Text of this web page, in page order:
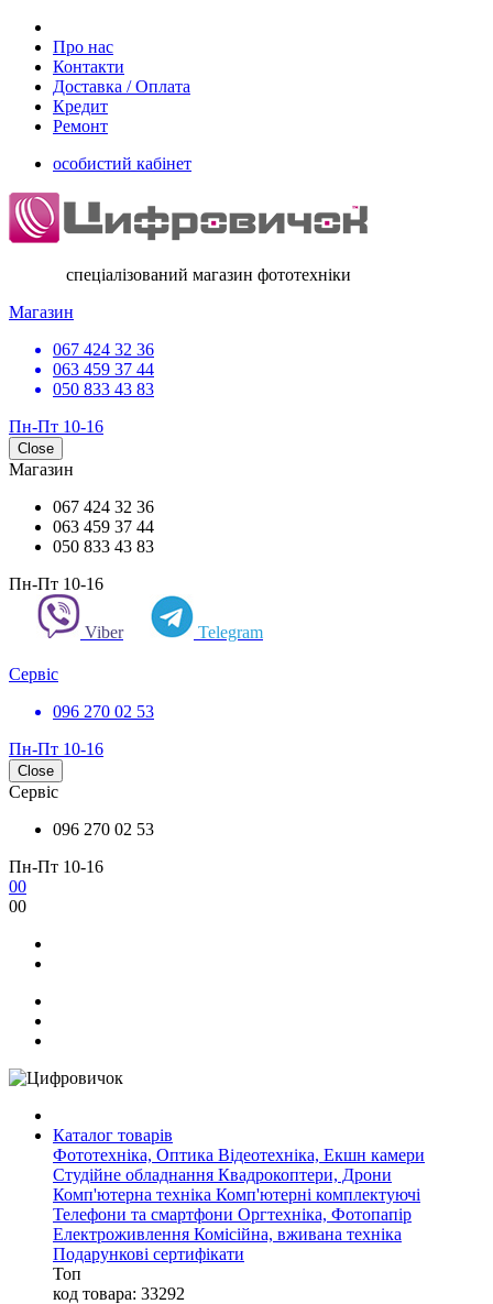
Про нас
Контакти
Доставка / Оплата
Кредит
Ремонт
особистий кабінет
спеціалізований магазин фототехніки
Магазин
067 424 32 36
063 459 37 44
050 833 43 83
Пн-Пт 10-16
Close
Магазин
067 424 32 36
063 459 37 44
050 833 43 83
Пн-Пт 10-16
Viber Telegram
Сервіс
096 270 02 53
Пн-Пт 10-16
Close
Сервіс
096 270 02 53
Пн-Пт 10-16
00
00
Каталог товарів
Фототехніка, Оптика Відеотехніка, Екшн камери
Студійне обладнання Квадрокоптери, Дрони
Комп'ютерна техніка Комп'ютерні комплектуючі
Телефони та смартфони Оргтехніка, Фотопапір
Електроживлення Комісійна, вживана техніка
Подарункові сертифікати
Топ
код товара: 33292